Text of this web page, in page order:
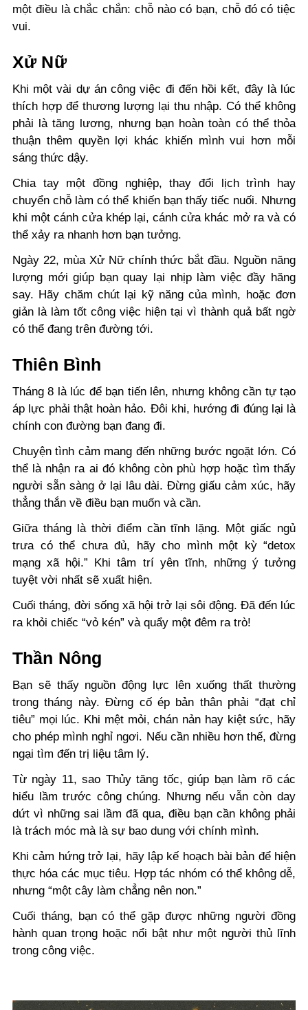
một điều là chắc chắn: chỗ nào có bạn, chỗ đó có tiệc
vui.
Xử Nữ
Khi một vài dự án công việc đi đến hồi kết, đây là lúc
thích hợp để thương lượng lại thu nhập. Có thể không
phải là tăng lương, nhưng bạn hoàn toàn có thể thỏa
thuận thêm quyền lợi khác khiến mình vui hơn mỗi
sáng thức dậy.
Chia tay một đồng nghiệp, thay đổi lịch trình hay
chuyển chỗ làm có thể khiến bạn thấy tiếc nuối. Nhưng
khi một cánh cửa khép lại, cánh cửa khác mở ra và có
thể xảy ra nhanh hơn bạn tưởng.
Ngày 22, mùa Xử Nữ chính thức bắt đầu. Nguồn năng
lượng mới giúp bạn quay lại nhịp làm việc đầy hăng
say. Hãy chăm chút lại kỹ năng của mình, hoặc đơn
giản là làm tốt công việc hiện tại vì thành quả bất ngờ
có thể đang trên đường tới.
Thiên Bình
Tháng 8 là lúc để bạn tiến lên, nhưng không cần tự tạo
áp lực phải thật hoàn hảo. Đôi khi, hướng đi đúng lại là
chính con đường bạn đang đi.
Chuyện tình cảm mang đến những bước ngoặt lớn. Có
thể là nhận ra ai đó không còn phù hợp hoặc tìm thấy
người sẵn sàng ở lại lâu dài. Đừng giấu cảm xúc, hãy
thẳng thắn về điều bạn muốn và cần.
Giữa tháng là thời điểm cần tĩnh lặng. Một giấc ngủ
trưa có thể chưa đủ, hãy cho mình một kỳ “detox
mạng xã hội.” Khi tâm trí yên tĩnh, những ý tưởng
tuyệt vời nhất sẽ xuất hiện.
Cuối tháng, đời sống xã hội trở lại sôi động. Đã đến lúc
ra khỏi chiếc “vỏ kén” và quẩy một đêm ra trò!
Thần Nông
Bạn sẽ thấy nguồn động lực lên xuống thất thường
trong tháng này. Đừng cố ép bản thân phải “đạt chỉ
tiêu” mọi lúc. Khi mệt mỏi, chán nản hay kiệt sức, hãy
cho phép mình nghỉ ngơi. Nếu cần nhiều hơn thế, đừng
ngại tìm đến trị liệu tâm lý.
Từ ngày 11, sao Thủy tăng tốc, giúp bạn làm rõ các
hiểu lầm trước công chúng. Nhưng nếu vẫn còn day
dứt vì những sai lầm đã qua, điều bạn cần không phải
là trách móc mà là sự bao dung với chính mình.
Khi cảm hứng trở lại, hãy lập kế hoạch bài bản để hiện
thực hóa các mục tiêu. Hợp tác nhóm có thể không dễ,
nhưng “một cây làm chẳng nên non.”
Cuối tháng, bạn có thể gặp được những người đồng
hành quan trọng hoặc nổi bật như một người thủ lĩnh
trong công việc.